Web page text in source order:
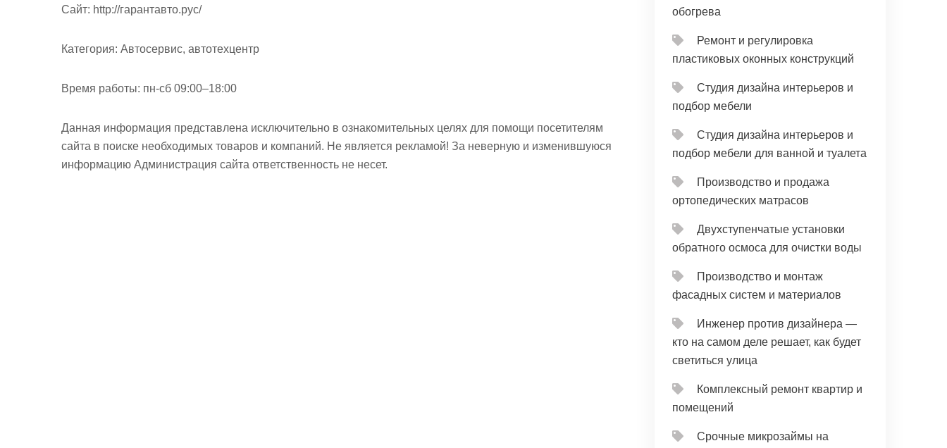
Cайт: http://гарантавто.рус/
Категория: Автосервис, автотехцентр
Время работы: пн-сб 09:00–18:00
Данная информация представлена исключительно в ознакомительных целях для помощи посетителям
сайта в поиске необходимых товаров и компаний. Не является рекламой! За неверную и изменившуюся
информацию Администрация сайта ответственность не несет.
обогрева
Ремонт и регулировка
пластиковых оконных конструкций
Студия дизайна интерьеров и
подбор мебели
Студия дизайна интерьеров и
подбор мебели для ванной и туалета
Производство и продажа
ортопедических матрасов
Двухступенчатые установки
обратного осмоса для очистки воды
Производство и монтаж
фасадных систем и материалов
Инженер против дизайнера —
кто на самом деле решает, как будет
светиться улица
Комплексный ремонт квартир и
помещений
Срочные микрозаймы на